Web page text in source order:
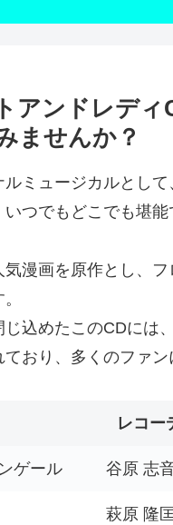
アンドレデ
ませんか？
ミュージカルとし
いつでもどこでも堪
漫画を原作とし、
込めたこのCDには
おり、多くのファ
レコー
ゲール 谷原 志
萩原 隆匡